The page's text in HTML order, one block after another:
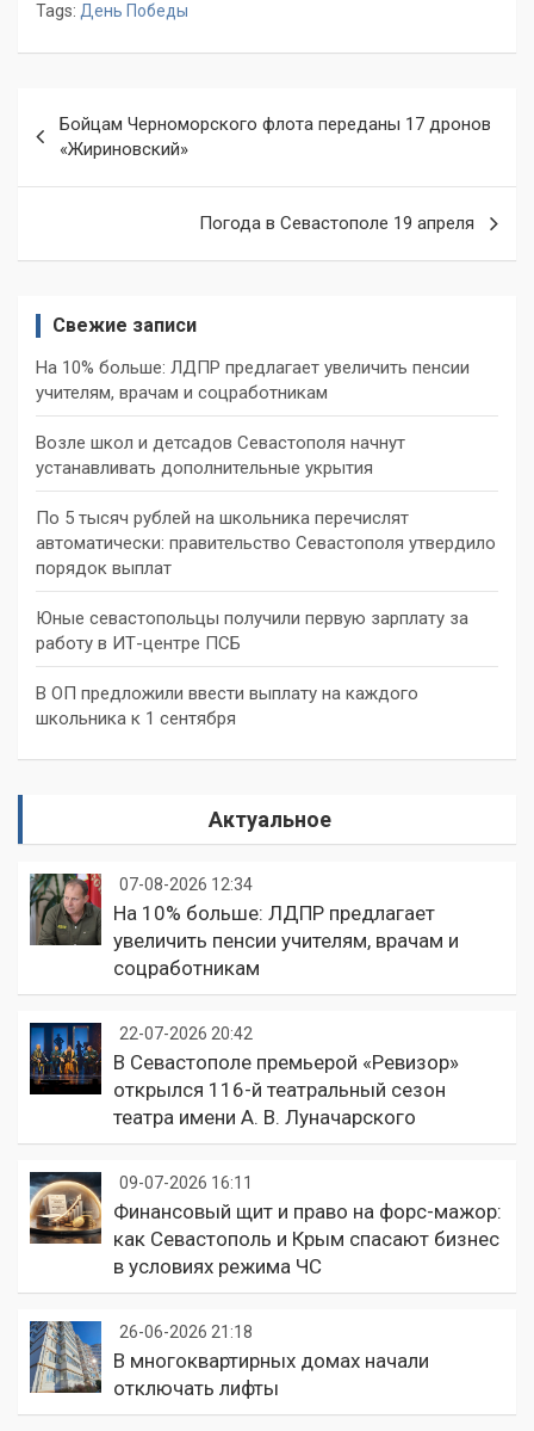
Tags: День Победы
по
записям
Бойцам Черноморского флота переданы 17 дронов
«Жириновский»
Погода в Севастополе 19 апреля
Свежие записи
На 10% больше: ЛДПР предлагает увеличить пенсии
учителям, врачам и соцработникам
Возле школ и детсадов Севастополя начнут
устанавливать дополнительные укрытия
По 5 тысяч рублей на школьника перечислят
автоматически: правительство Севастополя утвердило
порядок выплат
Юные севастопольцы получили первую зарплату за
работу в ИТ-центре ПСБ
В ОП предложили ввести выплату на каждого
школьника к 1 сентября
Актуальное
07-08-2026 12:34
На 10% больше: ЛДПР предлагает
увеличить пенсии учителям, врачам и
соцработникам
22-07-2026 20:42
В Севастополе премьерой «Ревизор»
открылся 116-й театральный сезон
театра имени А. В. Луначарского
09-07-2026 16:11
Финансовый щит и право на форс-мажор:
как Севастополь и Крым спасают бизнес
в условиях режима ЧС
26-06-2026 21:18
В многоквартирных домах начали
отключать лифты